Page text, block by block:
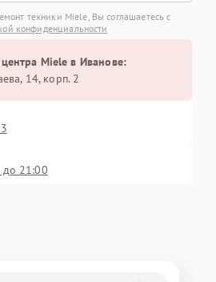
техники Miele, Вы соглашаетесь с
конфиденциальности
Miele в Иванове:
14, корп. 2
до 21:00